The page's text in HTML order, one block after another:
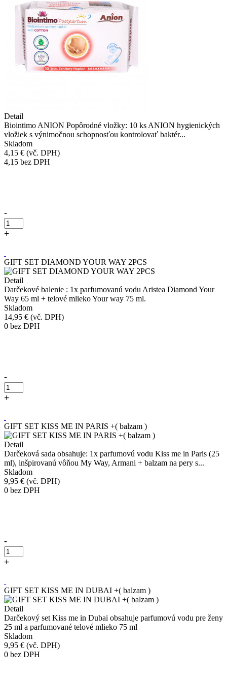
Detail
Biointimo ANION Popôrodné vložky: 10 ks ANION hygienických
vložiek s výnimočnou schopnosťou kontrolovať baktér...
Skladom
4,15 € (vč. DPH)
4,15 bez DPH
-
+
GIFT SET DIAMOND YOUR WAY 2PCS
Detail
Darčekové balenie : 1x parfumovanú vodu Aristea Diamond Your
Way 65 ml + telové mlieko Your way 75 ml.
Skladom
14,95 € (vč. DPH)
0 bez DPH
-
+
GIFT SET KISS ME IN PARIS +( balzam )
Detail
Darčeková sada obsahuje: 1x parfumovú vodu Kiss me in Paris (25
ml), inšpirovanú vôňou My Way, Armani + balzam na pery s...
Skladom
9,95 € (vč. DPH)
0 bez DPH
-
+
GIFT SET KISS ME IN DUBAI +( balzam )
Detail
Darčekový set Kiss me in Dubai obsahuje parfumovú vodu pre ženy
25 ml a parfumované telové mlieko 75 ml
Skladom
9,95 € (vč. DPH)
0 bez DPH